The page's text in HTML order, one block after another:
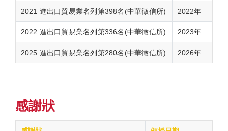
2021 進出口貿易業名列第398名(中華徵信所) 2022年
2022 進出口貿易業名列第336名(中華徵信所) 2023年
2025 進出口貿易業名列第280名(中華徵信所) 2026年
感謝狀